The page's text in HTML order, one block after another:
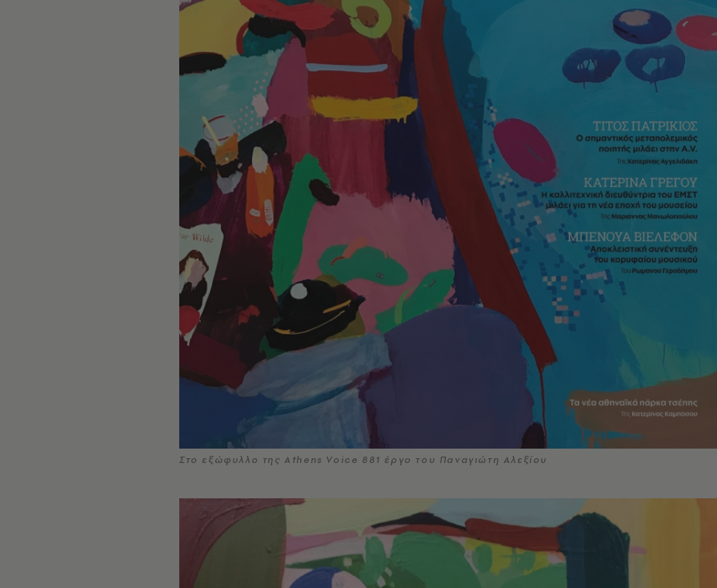
Στο εξώφυλλο της Athens Voice 881 έργο του Παναγιώτη Αλεξίου